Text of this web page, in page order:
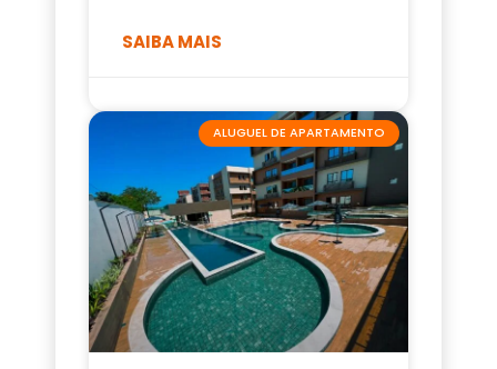
SAIBA MAIS
ALUGUEL DE APARTAMENTO